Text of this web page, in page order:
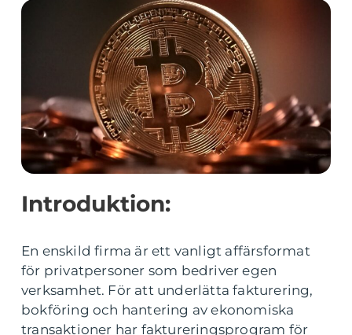
Introduktion:
En enskild firma är ett vanligt affärsformat
för privatpersoner som bedriver egen
verksamhet. För att underlätta fakturering,
bokföring och hantering av ekonomiska
transaktioner har faktureringsprogram för